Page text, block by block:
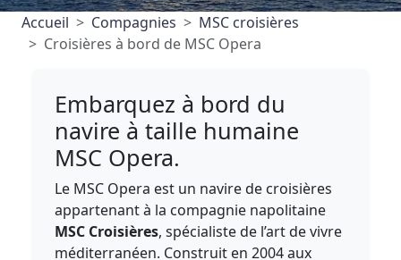
Accueil Compagnies
MSC croisières
Croisières à bord de MSC Opera
Embarquez à bord du
navire à taille humaine
MSC Opera.
Le MSC Opera est un navire de croisières
appartenant à la compagnie napolitaine
MSC Croisières, spécialiste de l’art de vivre
méditerranéen. Construit en 2004 aux